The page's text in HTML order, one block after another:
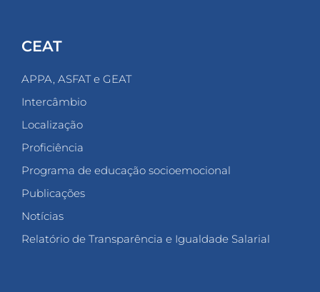
CEAT
APPA, ASFAT e GEAT
Intercâmbio
Localização
Proficiência
Programa de educação socioemocional
Publicações
Notícias
Relatório de Transparência e Igualdade Salarial